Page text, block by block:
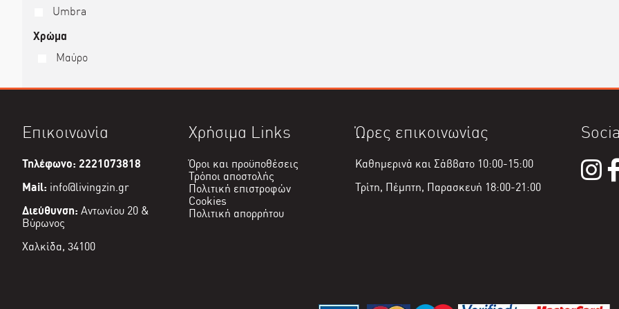
Umbra
Χρώμα
Μαύρο
Επικοινωνία
Τηλέφωνο: 2221073818
Mail: info@livingzin.gr
Διεύθυνση: Αντωνίου 20 &
Βύρωνος
Χαλκίδα, 34100
Χρήσιμα Links
Όροι και προϋποθέσεις
Τρόποι αποστολής
Πολιτική επιστροφών
Cookies
Πολιτική απορρήτου
Ώρες επικοινωνίας
Καθημερινά και Σάββατο 10:00-15:00
Τρίτη, Πέμπτη, Παρασκευή 18:00-21:00